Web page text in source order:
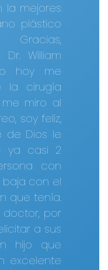
la mejores
plástico
William
hoy me
la cirugía
miro al
soy feliz,
de Dios le
ya casi 2
con
con el
que tenía.
por
a sus
hijo que
excelente